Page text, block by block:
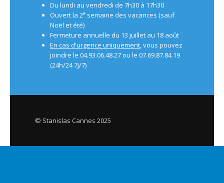
Du lundi au vendredi de 7h30 à 17h30
Ouvert la 2e semaine des vacances (sauf
Noël et été)
Fermeture annuelle du 13 juillet au 18 août
En cas d'urgence uniquement, vous pouvez
joindre le 04.93.06.48.27 ou le 07.69.87.84.19
(24h/24 7j/7)
© Stanislas Cannes 2025